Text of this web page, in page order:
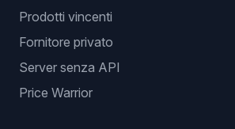
Prodotti vincenti
Fornitore privato
Server senza API
Price Warrior